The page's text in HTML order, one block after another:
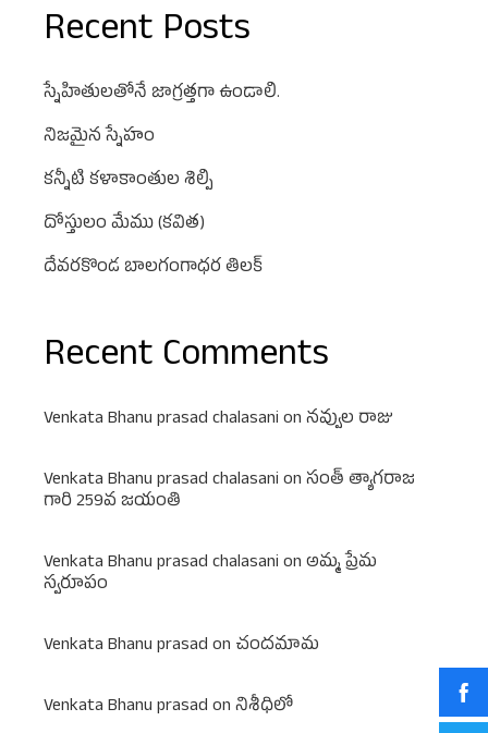
Recent Posts
స్నేహితులతోనే జాగ్రత్తగా ఉండాలి.
నిజమైన స్నేహం
కన్నీటి కళాకాంతుల శిల్పి
దోస్తులం మేము (కవిత)
దేవరకొండ బాలగంగాధర తిలక్
Recent Comments
Venkata Bhanu prasad chalasani on నవ్వుల రాజు
Venkata Bhanu prasad chalasani on సంత్ త్యాగరాజ
గారి 259వ జయంతి
Venkata Bhanu prasad chalasani on అమ్మ ప్రేమ
స్వరూపం
Venkata Bhanu prasad on చందమామ
Venkata Bhanu prasad on నిశీధిలో